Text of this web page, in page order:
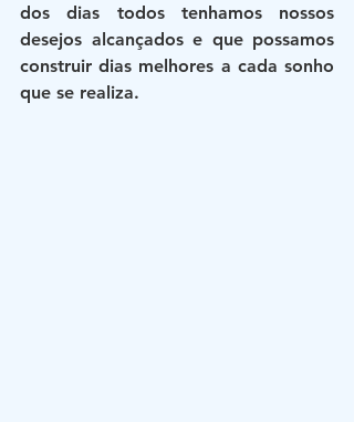
dos dias todos tenhamos nossos
desejos alcançados e que possamos
construir dias melhores a cada sonho
que se realiza.